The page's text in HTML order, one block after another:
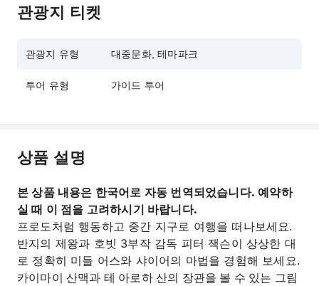
관광지 티켓
관광지 유형 대중문화, 테마파크
투어 유형 가이드 투어
상품 설명
본 상품 내용은 한국어로 자동 번역되었습니다. 예약하
실 때 이 점을 고려하시기 바랍니다.
프로도처럼 행동하고 중간 지구로 여행을 떠나보세요.
반지의 제왕과 호빗 3부작 감독 피터 잭슨이 상상한 대
로 정확히 미들 어스와 샤이어의 마법을 경험해 보세요.
카이마이 산맥과 테 아로하 산의 장관을 볼 수 있는 그림